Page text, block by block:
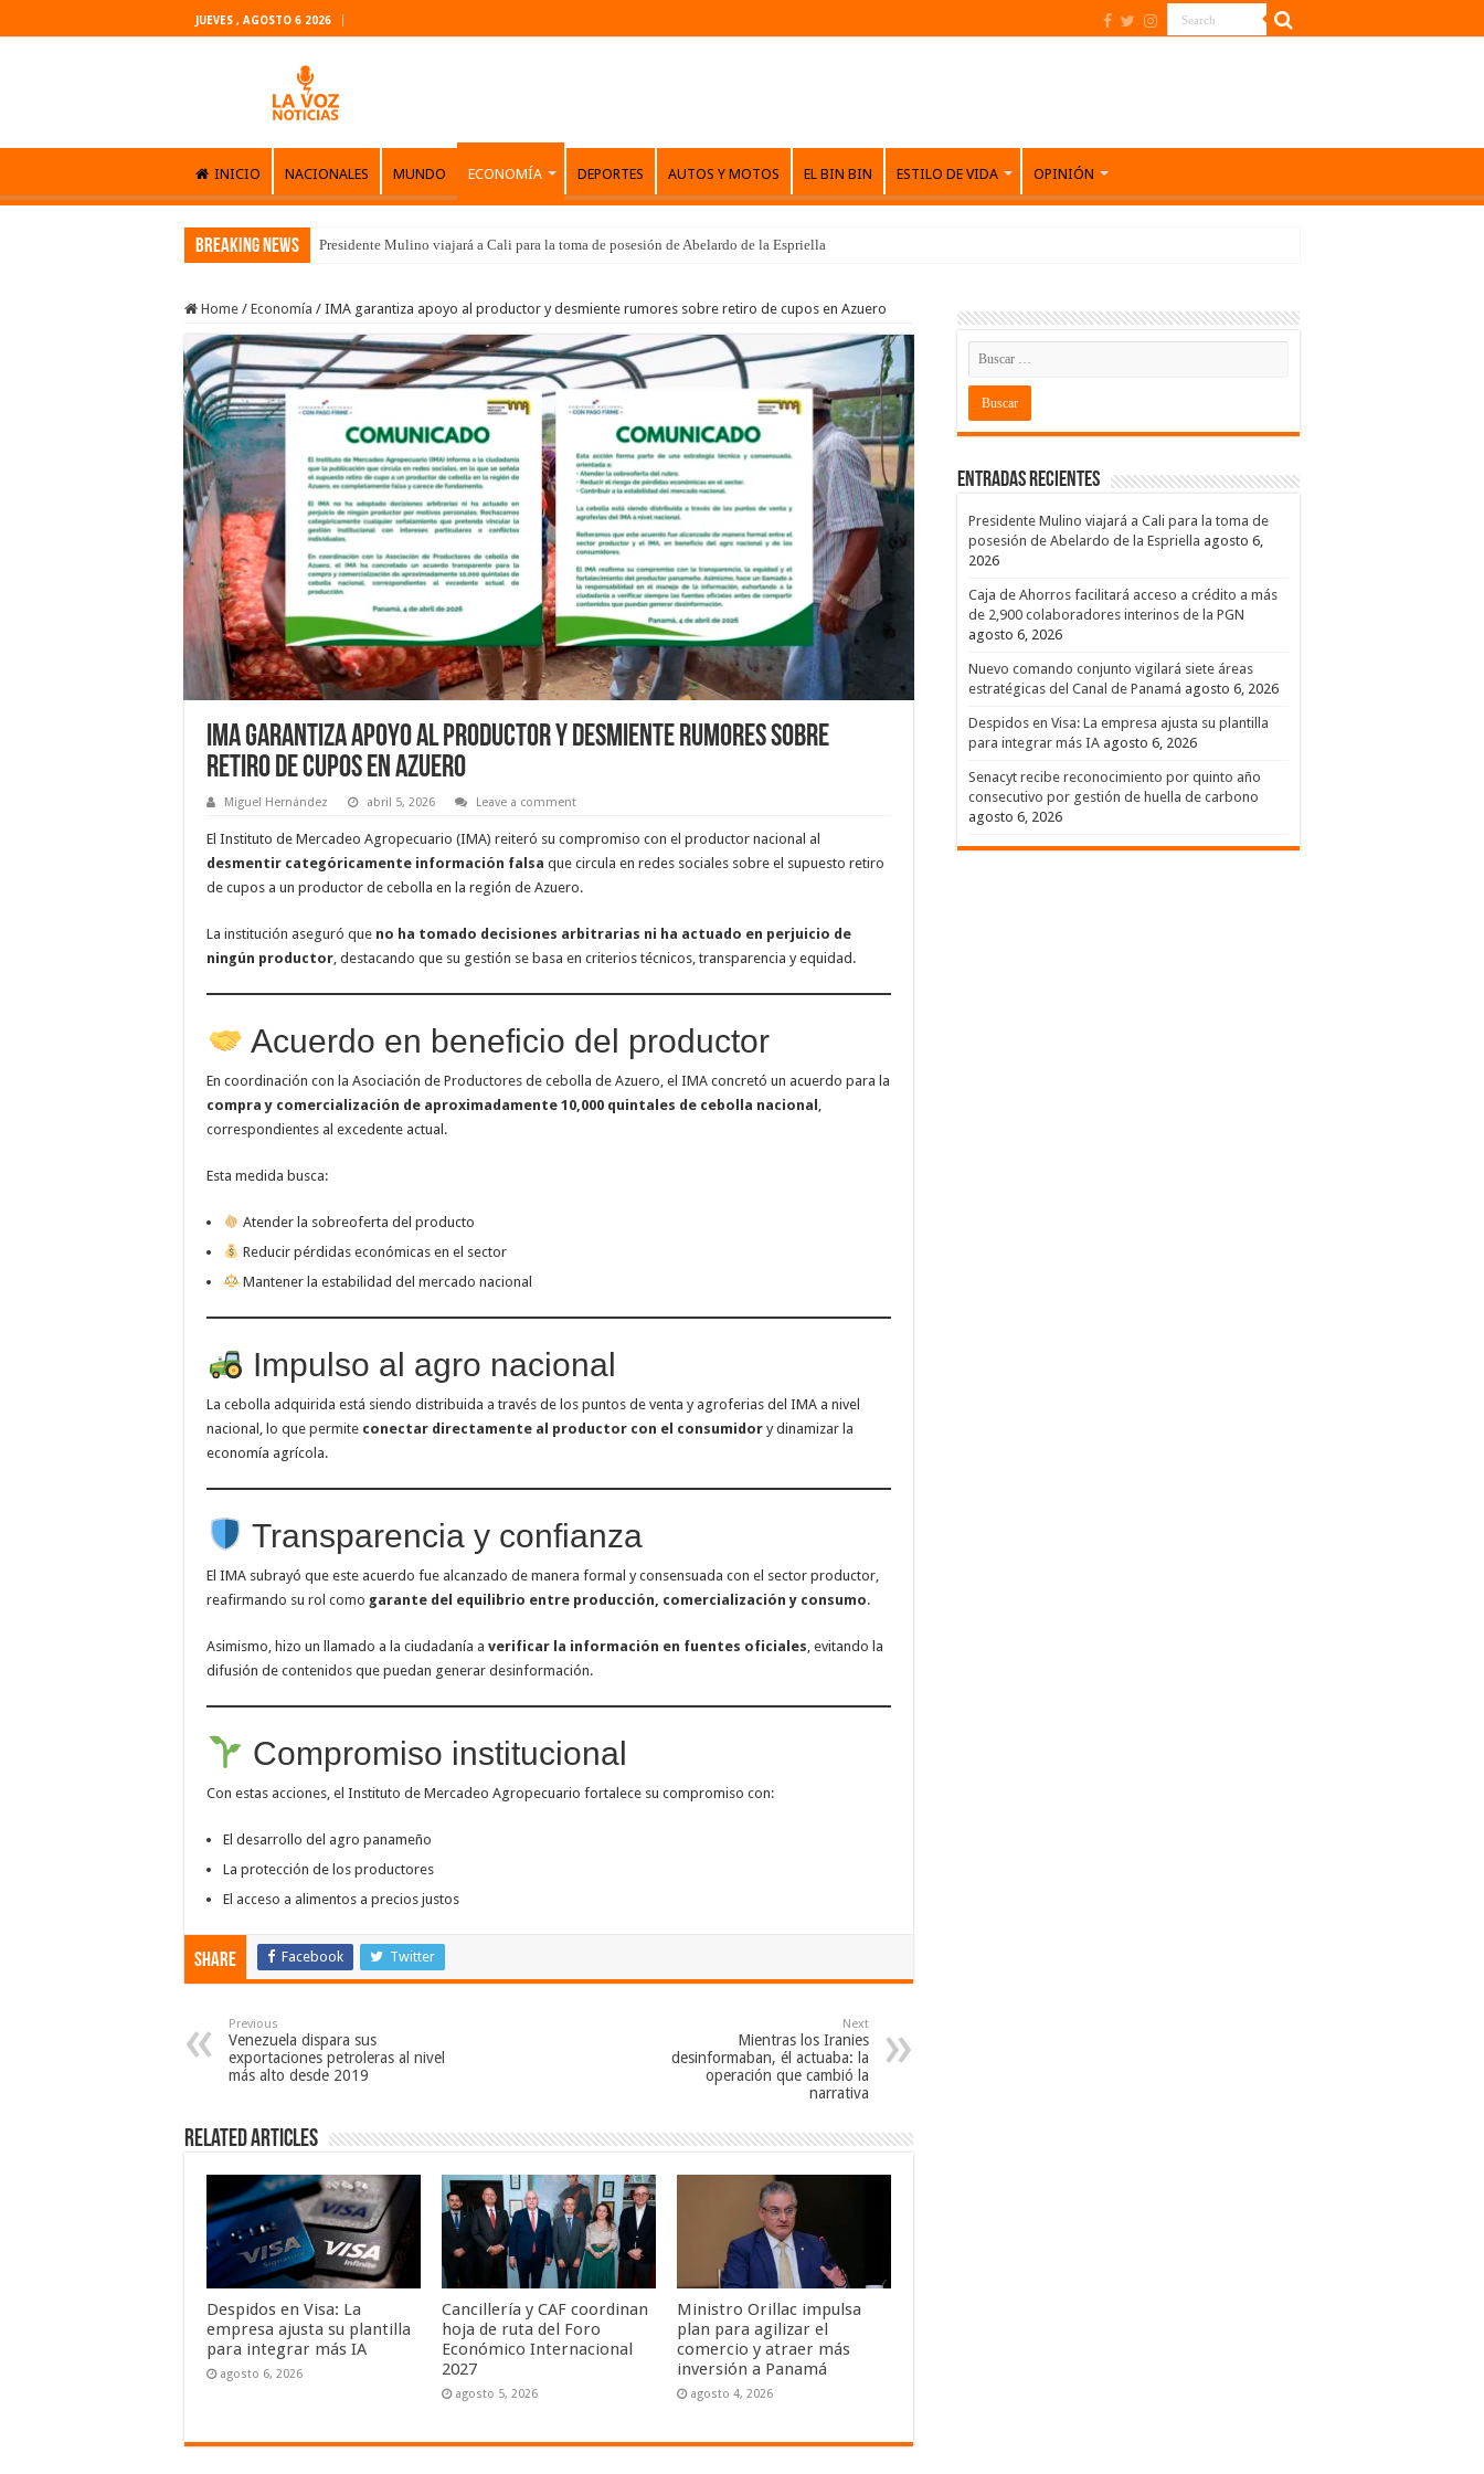
JUEVES , AGOSTO 6 2026
INICIO NACIONALES MUNDO ECONOMÍA DEPORTES AUTOS Y MOTOS EL BIN BIN ESTILO DE VIDA OPINIÓN
Breaking News Presidente Mulino viajará a Cali para la toma de posesión de Abelardo de la Espriella
Home / Economía / IMA garantiza apoyo al productor y desmiente rumores sobre retiro de cupos en Azuero
IMA garantiza apoyo al productor y desmiente rumores sobre
retiro de cupos en Azuero
Miguel Hernández abril 5, 2026 Leave a comment
El Instituto de Mercadeo Agropecuario (IMA) reiteró su compromiso con el productor nacional al
desmentir categóricamente información falsa que circula en redes sociales sobre el supuesto retiro
de cupos a un productor de cebolla en la región de Azuero.
La institución aseguró que no ha tomado decisiones arbitrarias ni ha actuado en perjuicio de
ningún productor, destacando que su gestión se basa en criterios técnicos, transparencia y equidad.
Acuerdo en beneficio del productor
En coordinación con la Asociación de Productores de cebolla de Azuero, el IMA concretó un acuerdo para la
compra y comercialización de aproximadamente 10,000 quintales de cebolla nacional ,
correspondientes al excedente actual.
Esta medida busca:
Atender la sobreoferta del producto
Reducir pérdidas económicas en el sector
Mantener la estabilidad del mercado nacional
Impulso al agro nacional
La cebolla adquirida está siendo distribuida a través de los puntos de venta y agroferias del IMA a nivel
nacional, lo que permite conectar directamente al productor con el consumidor y dinamizar la
economía agrícola.
Transparencia y confianza
El IMA subrayó que este acuerdo fue alcanzado de manera formal y consensuada con el sector productor,
reafirmando su rol como garante del equilibrio entre producción, comercialización y consumo.
Asimismo, hizo un llamado a la ciudadanía a verificar la información en fuentes oficiales, evitando la
difusión de contenidos que puedan generar desinformación.
Compromiso institucional
Con estas acciones, el Instituto de Mercadeo Agropecuario fortalece su compromiso con:
El desarrollo del agro panameño
La protección de los productores
El acceso a alimentos a precios justos
Share Facebook Twitter
Previous
Venezuela dispara sus
exportaciones petroleras al nivel
más alto desde 2019
Next
Mientras los Iranies
desinformaban, él actuaba: la
operación que cambió la
narrativa
Related Articles
Despidos en Visa: La
empresa ajusta su plantilla
para integrar más IA
agosto 6, 2026
Cancillería y CAF coordinan
hoja de ruta del Foro
Económico Internacional
2027
agosto 5, 2026
Ministro Orillac impulsa
plan para agilizar el
comercio y atraer más
inversión a Panamá
agosto 4, 2026
Entradas recientes
Presidente Mulino viajará a Cali para la toma de
posesión de Abelardo de la Espriella agosto 6,
2026
Caja de Ahorros facilitará acceso a crédito a más
de 2,900 colaboradores interinos de la PGN
agosto 6, 2026
Nuevo comando conjunto vigilará siete áreas
estratégicas del Canal de Panamá agosto 6, 2026
Despidos en Visa: La empresa ajusta su plantilla
para integrar más IA agosto 6, 2026
Senacyt recibe reconocimiento por quinto año
consecutivo por gestión de huella de carbono
agosto 6, 2026